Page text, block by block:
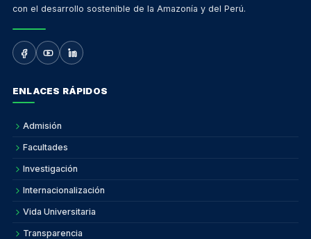
con el desarrollo sostenible de la Amazonía y del Perú.
ENLACES RÁPIDOS
Admisión
Facultades
Investigación
Internacionalización
Vida Universitaria
Transparencia